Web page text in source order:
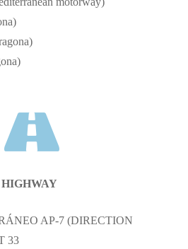
HIGHWAY
AP-7 (DIRECTION
33